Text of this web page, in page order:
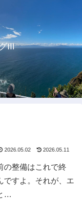
III
2026.05.02 2026.05.11
の整備はこれで終
すよ。それが、エ
…